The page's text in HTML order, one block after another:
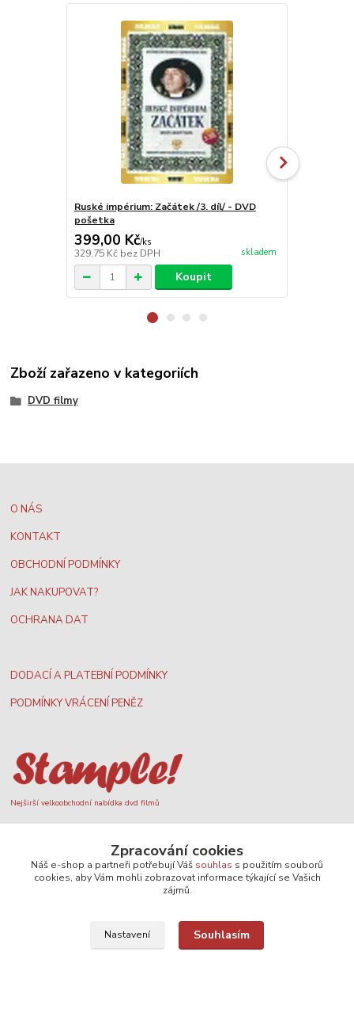
Ruské impérium: Začátek /3. díl/ - DVD
pošetka
399,00 Kč/ks
329,75 Kč bez DPH skladem
Koupit
Zboží zařazeno v kategoriích
DVD filmy
O NÁS
KONTAKT
OBCHODNÍ PODMÍNKY
JAK NAKUPOVAT?
OCHRANA DAT
DODACÍ A PLATEBNÍ PODMÍNKY
PODMÍNKY VRÁCENÍ PENĚZ
Nejširší velkoobchodní nabídka dvd filmů
Plážový volejbal, rezervace kurtů
Filmové novinky na DVD a Blu-Ray
Zpracování cookies
Náš e-shop a partneři potřebují Váš souhlas s použitím souborů
cookies, aby Vám mohli zobrazovat informace týkající se Vašich
zájmů.
Nastavení Souhlasím